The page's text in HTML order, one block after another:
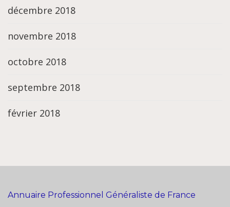
décembre 2018
novembre 2018
octobre 2018
septembre 2018
février 2018
Annuaire Professionnel Généraliste de France